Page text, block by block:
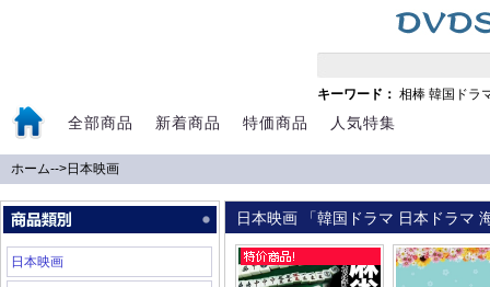
キーワード： 相棒 韓国ドラ
全部商品 新着商品 特価商品 人気特集
ホーム-->日本映画
日本映画
日本映画 「韓国ドラマ 日本ドラマ